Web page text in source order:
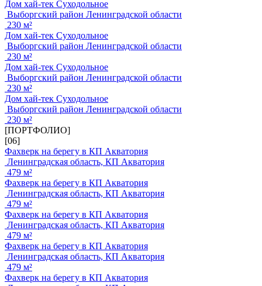
Дом хай-тек Суходольное
Выборгский район Ленинградской области
230 м²
Дом хай-тек Суходольное
Выборгский район Ленинградской области
230 м²
Дом хай-тек Суходольное
Выборгский район Ленинградской области
230 м²
Дом хай-тек Суходольное
Выборгский район Ленинградской области
230 м²
[ПОРТФОЛИО]
[06]
Фахверк на берегу в КП Акватория
Ленинградская область, КП Акватория
479 м²
Фахверк на берегу в КП Акватория
Ленинградская область, КП Акватория
479 м²
Фахверк на берегу в КП Акватория
Ленинградская область, КП Акватория
479 м²
Фахверк на берегу в КП Акватория
Ленинградская область, КП Акватория
479 м²
Фахверк на берегу в КП Акватория